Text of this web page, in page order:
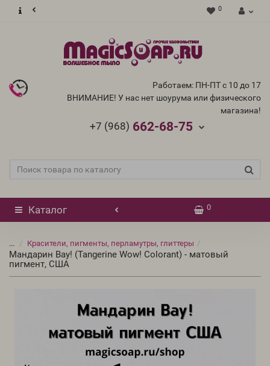
0
Работаем: ПН-ПТ с 10 до 17
ВНИМАНИЕ! У нас нет шоурума или физического
магазина!
+7 (968) 662-68-75
Каталог 0
... Красители, пигменты, перламутры, глиттеры
Мандарин Вау! (Tangerine Wow! Colorant) - матовый
пигмент, США